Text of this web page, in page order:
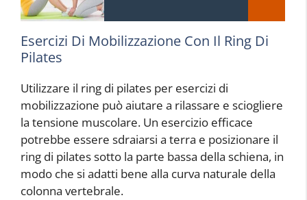
Esercizi Di Mobilizzazione Con Il Ring Di
Pilates
Utilizzare il ring di pilates per esercizi di
mobilizzazione può aiutare a rilassare e sciogliere
la tensione muscolare. Un esercizio efficace
potrebbe essere sdraiarsi a terra e posizionare il
ring di pilates sotto la parte bassa della schiena, in
modo che si adatti bene alla curva naturale della
colonna vertebrale.